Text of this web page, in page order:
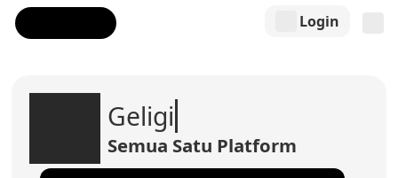
Login
Geligi
Semua Satu Platform